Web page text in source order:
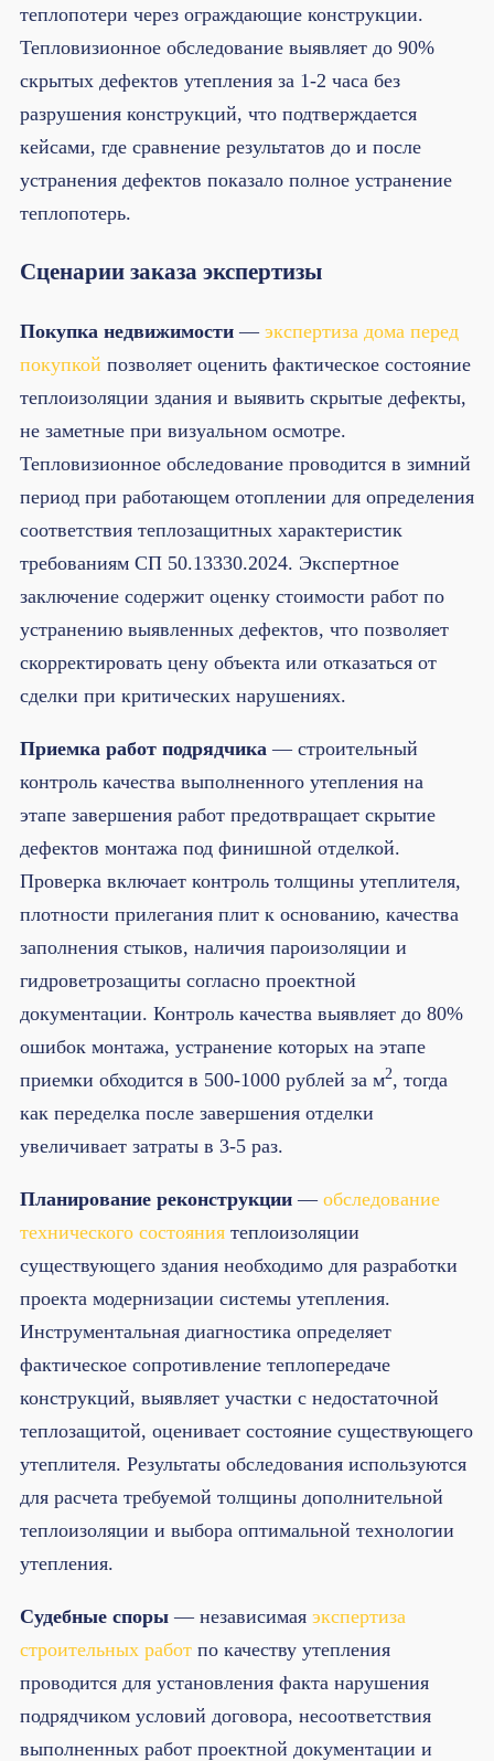
теплопотери через ограждающие конструкции.
Тепловизионное обследование выявляет до 90%
скрытых дефектов утепления за 1-2 часа без
разрушения конструкций, что подтверждается
кейсами, где сравнение результатов до и после
устранения дефектов показало полное устранение
теплопотерь.
Сценарии заказа экспертизы
Покупка недвижимости— экспертиза дома перед
покупкой позволяет оценить фактическое состояние
теплоизоляции здания и выявить скрытые дефекты,
не заметные при визуальном осмотре.
Тепловизионное обследование проводится в зимний
период при работающем отоплении для определения
соответствия теплозащитных характеристик
требованиям СП 50.13330.2024. Экспертное
заключение содержит оценку стоимости работ по
устранению выявленных дефектов, что позволяет
скорректировать цену объекта или отказаться от
сделки при критических нарушениях.
Приемка работ подрядчика — строительный
контроль качества выполненного утепления на
этапе завершения работ предотвращает скрытие
дефектов монтажа под финишной отделкой.
Проверка включает контроль толщины утеплителя,
плотности прилегания плит к основанию, качества
заполнения стыков, наличия пароизоляции и
гидроветрозащиты согласно проектной
документации. Контроль качества выявляет до 80%
ошибок монтажа, устранение которых на этапе
приемки обходится в 500-1000 рублей за м2, тогда
как переделка после завершения отделки
увеличивает затраты в 3-5 раз.
Планирование реконструкции— обследование
технического состояниятеплоизоляции
существующего здания необходимо для разработки
проекта модернизации системы утепления.
Инструментальная диагностика определяет
фактическое сопротивление теплопередаче
конструкций, выявляет участки с недостаточной
теплозащитой, оценивает состояние существующего
утеплителя. Результаты обследования используются
для расчета требуемой толщины дополнительной
теплоизоляции и выбора оптимальной технологии
утепления.
Судебные споры— независимая экспертиза
строительных работпо качеству утепления
проводится для установления факта нарушения
подрядчиком условий договора, несоответствия
выполненных работ проектной документации и